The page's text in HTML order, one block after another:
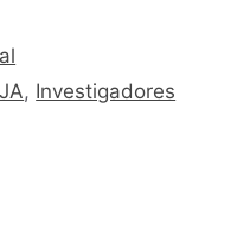
, Investigadores